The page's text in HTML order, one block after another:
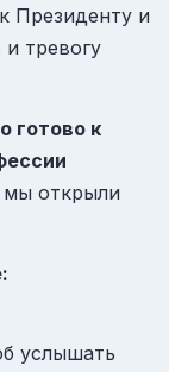
Президенту и
тревогу
готово к
мы открыли
услышать